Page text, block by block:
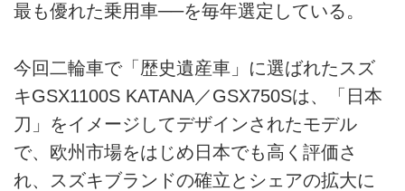
最も優れた乗用車──を毎年選定している。
今回二輪車で「歴史遺産車」に選ばれたスズ
キGSX1100S KATANA／GSX750Sは、「日本
刀」をイメージしてデザインされたモデル
で、欧州市場をはじめ日本でも高く評価さ
れ、スズキブランドの確立とシェアの拡大に